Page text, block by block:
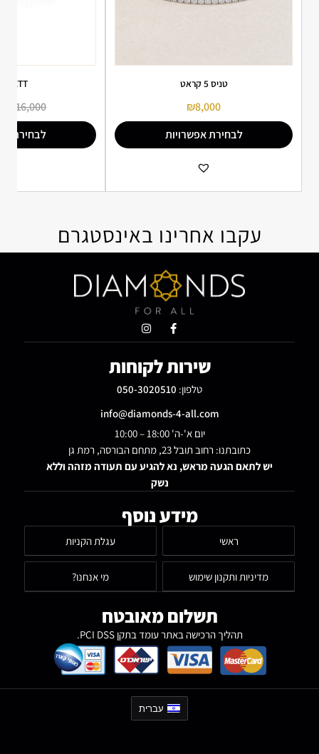
טניס 5 קראט
₪8,000
לבחירת אפשרויות
הוספה למועדפים
16,000
לבחירת
עקבו אחרינו באינסטגרם
שירות לקוחות
טלפון: 050-3020510
info@diamonds-4-all.com
יום א'-ה' 18:00 – 10:00
כתובתנו: רחוב תובל 23, מתחם הבורסה, רמת גן
יש לתאם הגעה מראש, נא להגיע עם תעודה מזהה וללא
נשק
מידע נוסף
ראשי עגלת הקניות
מדיניות ותקנון שימוש מי אנחנו?
תשלום מאובטח
תהליך הרכישה באתר עומד בתקן PCI DSS.
עברית